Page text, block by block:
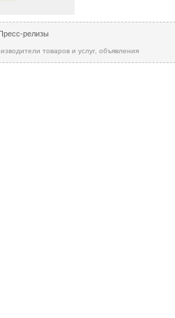
релизы
товаров и услуг, объявления